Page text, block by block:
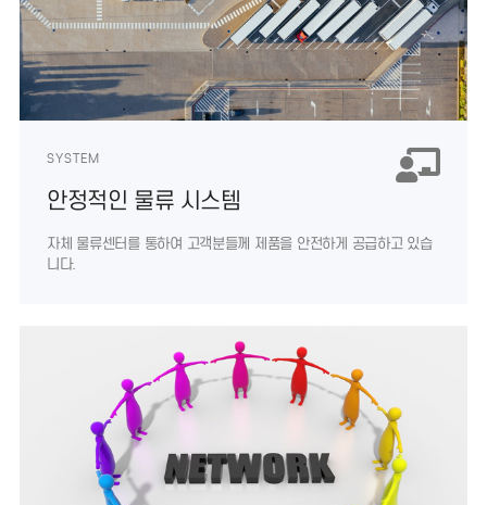
SYSTEM
안정적인 물류 시스템
자체 물류센터를 통하여 고객분들께 제품을 안전하게 공급하고 있습
니다.